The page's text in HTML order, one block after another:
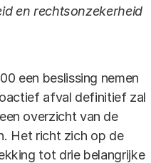
en rechtsonzekerheid
een beslissing nemen
afval definitief zal
overzicht van de
Het richt zich op de
tot drie belangrijke